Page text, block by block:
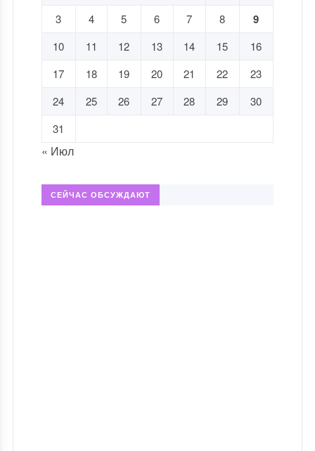
3
4 5 6 7 8 9
10 11 12 13 14 15
16
17
18 19 20 21 22
23
24
25 26 27 28 29
30
31
« Июл
СЕЙЧАС ОБСУЖДАЮТ